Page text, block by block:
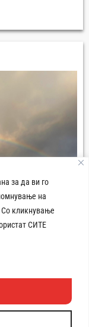
за да ви го
на
кликнување
СИТЕ